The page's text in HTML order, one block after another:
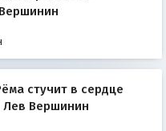
стучит в сердце
Вершинин